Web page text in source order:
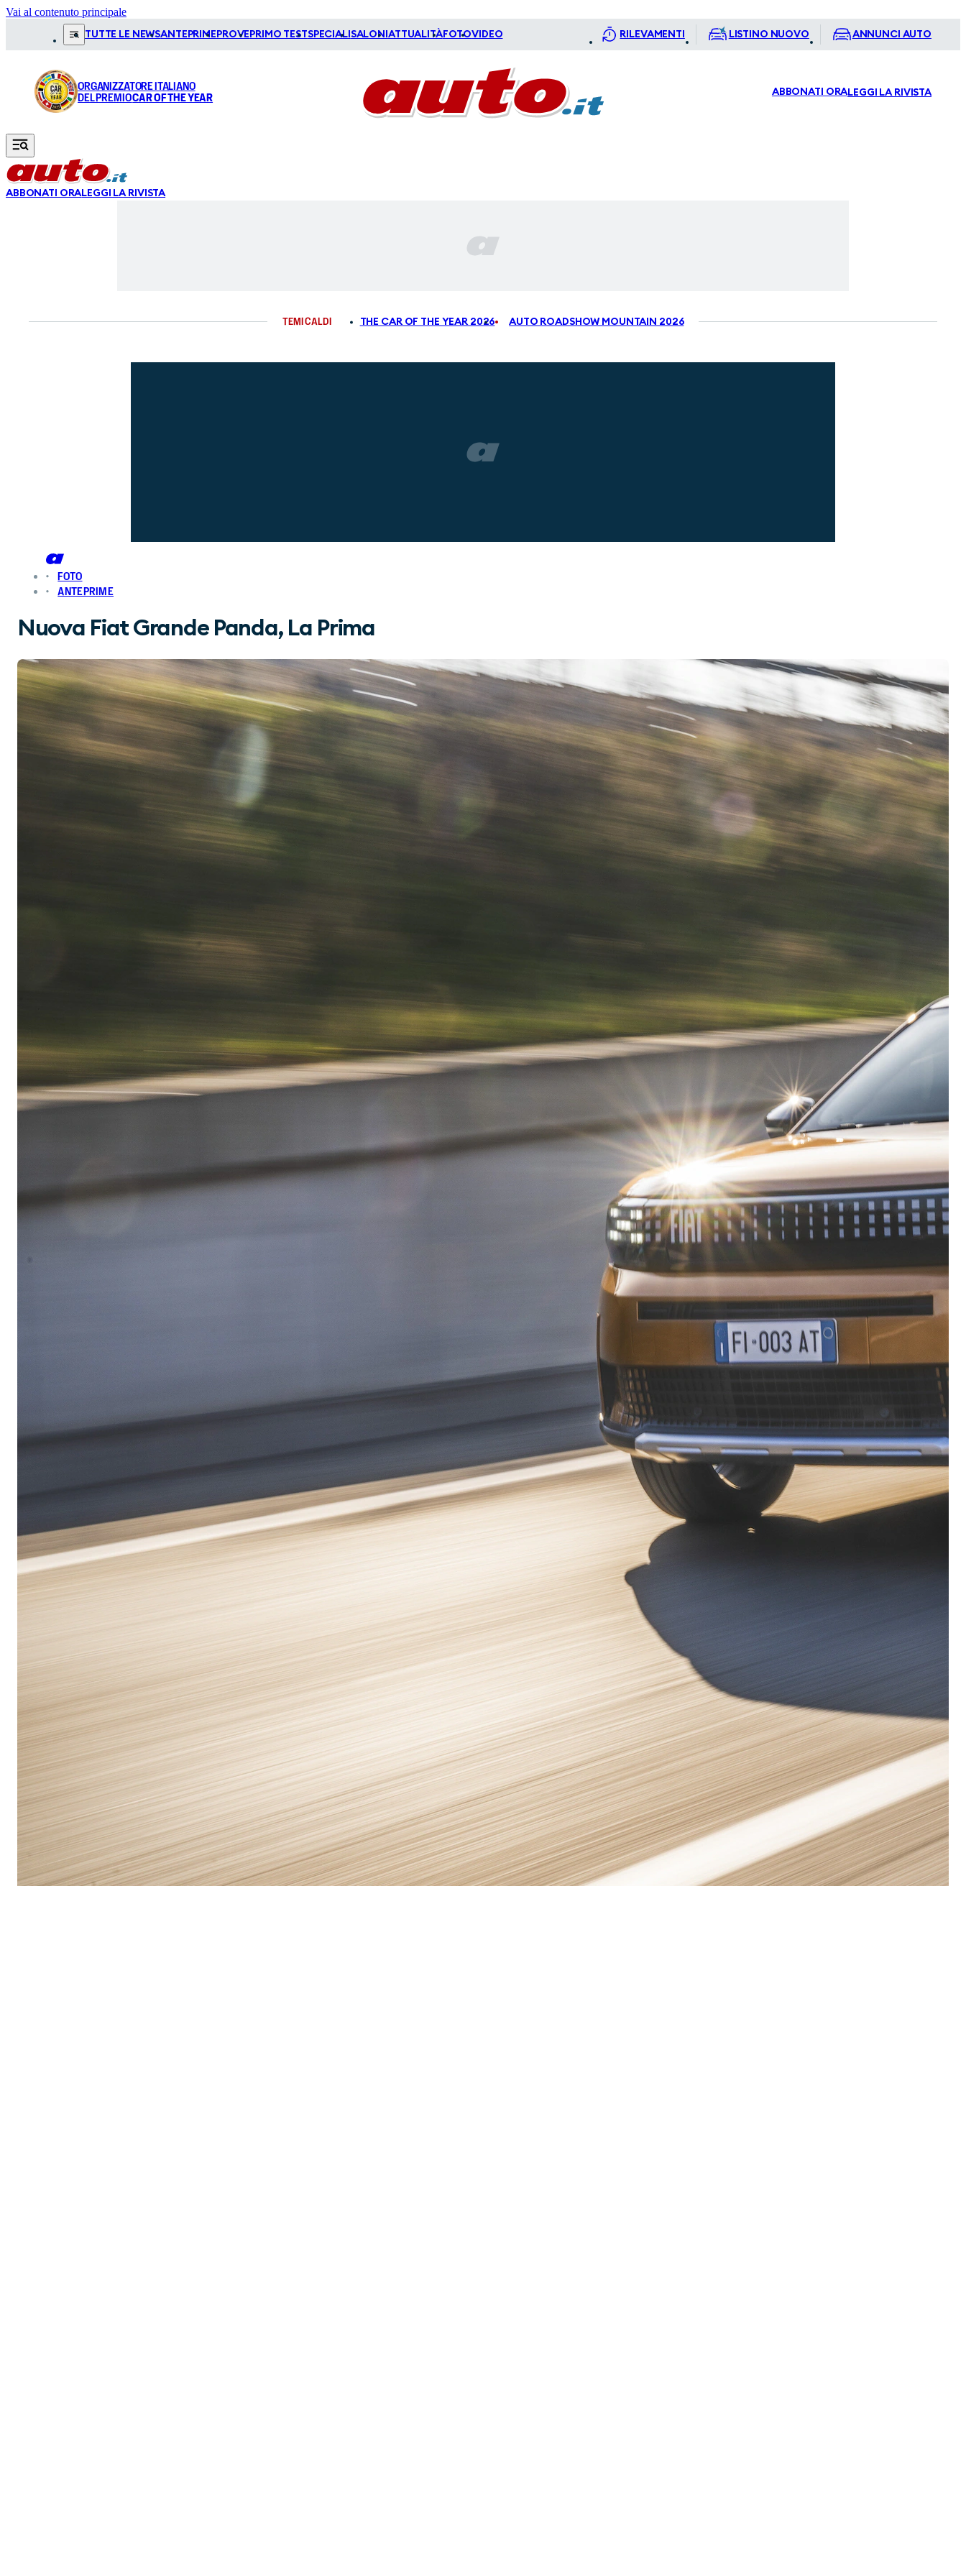
Vai al contenuto principale
TUTTE LE NEWSANTEPRIME PROVE PRIMO TESTSPECIALI SALONI ATTUALITÀFOTOVIDEO RILEVAMENTI LISTINO NUOVO ANNUNCI AUTO
ORGANIZZATORE ITALIANO
DEL PREMIOCAR OF THE YEAR ABBONATI ORALEGGI LA RIVISTA
ABBONATI ORALEGGI LA RIVISTA
TEMI CALDI THE CAR OF THE YEAR 2026 AUTO ROADSHOW MOUNTAIN 2026
FOTO
ANTEPRIME
Nuova Fiat Grande Panda, La Prima